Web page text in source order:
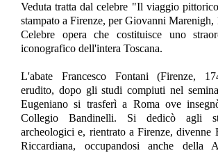
Veduta tratta dal celebre "Il viaggio
stampato a Firenze, per Giovanni Marenigh,
Celebre opera che costituisce uno
iconografico dell'intera Toscana.
L'abate Francesco Fontani (Firenze,
erudito, dopo gli studi compiuti nel
Eugeniano si trasferì a Roma ove
Collegio Bandinelli. Si dedicò agli
archeologici e, rientrato a Firenze, divenne
Riccardiana, occupandosi anche della